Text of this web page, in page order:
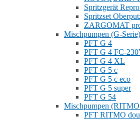
Spritzgerät
Spritzset
ZARGOMAT
Mischpumpen (G-Serie)
PFT G 4
PFT G 4 FC-
PFT G 4 XL
PFT G 5 c
PFT G 5 c eco
PFT G 5 super
PFT G 54
Mischpumpen
PFT RITMO